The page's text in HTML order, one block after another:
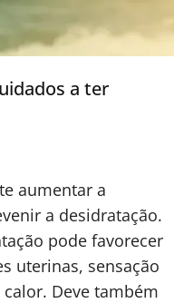
a ter
aumentar a
a desidratação.
pode favorecer
uterinas, sensação
Deve também